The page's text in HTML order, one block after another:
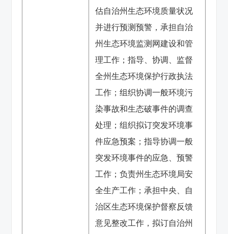
估自治州生态环境质量状况
并进行预测预警，承担自治
州生态环境监测网建设和管
理工作；指导、协调、监督
全州生态环境保护行政执法
工作；组织协调一般环境污
染事故和生态破事件的调查
处理；组织拟订突发环境事
件应急预案；指导协调一般
突发环境事件的应急、预警
工作；负责州生态环境局安
全生产工作；承担中央、自
治区生态环境保护督察反馈
意见整改工作，拟订自治州